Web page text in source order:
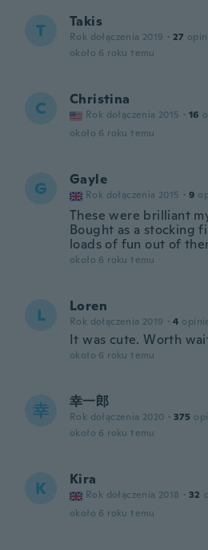
T Takis
Rok dołączenia 2019 · 27
około 6 roku temu
C Christina
Rok dołączenia 2015 · 16
około 6 roku temu
G Gayle
Rok dołączenia 2015 · 9
These were brilliant
Bought as a stocking
loads of fun out of
około 6 roku temu
L Loren
Rok dołączenia 2019 · 4
It was cute. Worth
około 6 roku temu
幸 幸一郎
Rok dołączenia 2020 · 375
około 6 roku temu
K Kira
Rok dołączenia 2018 · 32
około 6 roku temu